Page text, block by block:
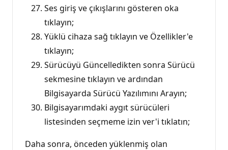
Ses giriş ve çıkışlarını gösteren oka
tıklayın;
Yüklü cihaza sağ tıklayın ve Özellikler'e
tıklayın;
Sürücüyü Güncelledikten sonra Sürücü
sekmesine tıklayın ve ardından
Bilgisayarda Sürücü Yazılımını Arayın;
Bilgisayarımdaki aygıt sürücüleri
listesinden seçmeme izin ver'i tıklatın;
Daha sonra, önceden yüklenmiş olan